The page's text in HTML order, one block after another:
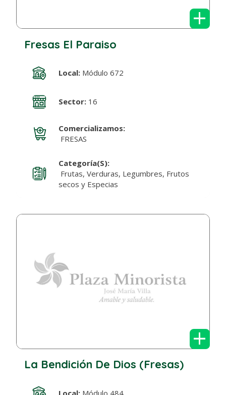
+
Fresas El Paraiso
Local:Módulo 672
Sector:16
Comercializamos:
FRESAS
Categoría(s):
Frutas, Verduras, Legumbres, Frutos
secos y Especias
+
La Bendición De Dios (Fresas)
Local:Módulo 484